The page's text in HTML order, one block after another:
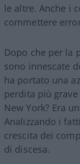
le altre. Anche i
commettere
Dopo che per la
sono innescate
ha portato una
perdita più
New York? Era
Analizzando i
crescita dei
di discesa.